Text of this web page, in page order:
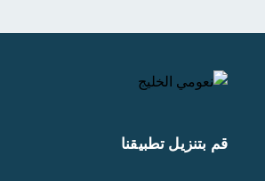
قم بتنزيل تطبيقنا